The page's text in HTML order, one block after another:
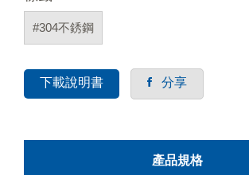
#304不銹鋼
下載說明書 分享
產品規格